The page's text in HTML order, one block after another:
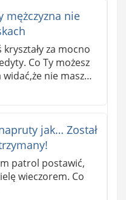
mężczyzna nie
za mocno
Co Ty możesz
widać,że nie masz…
jak… Został
patrol postawić,
wieczorem. Co